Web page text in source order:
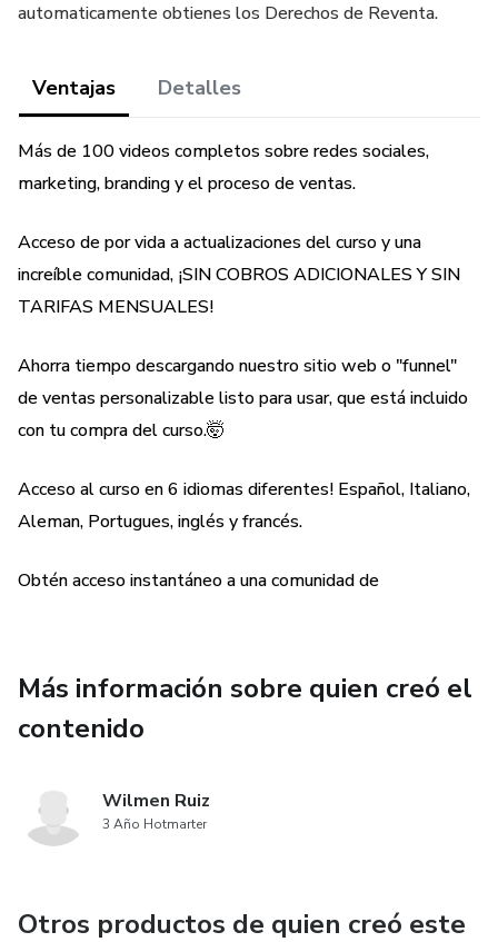
automaticamente obtienes los Derechos de Reventa.
Ventajas Detalles
Más de 100 videos completos sobre redes sociales,
marketing, branding y el proceso de ventas.
Acceso de por vida a actualizaciones del curso y una
increíble comunidad, ¡SIN COBROS ADICIONALES Y SIN
TARIFAS MENSUALES!
Ahorra tiempo descargando nuestro sitio web o "funnel"
de ventas personalizable listo para usar, que está incluido
con tu compra del curso.🤯
Acceso al curso en 6 idiomas diferentes! Español, Italiano,
Aleman, Portugues, inglés y francés.
Obtén acceso instantáneo a una comunidad de
Más información sobre quien creó el
contenido
Wilmen Ruiz
3 Año Hotmarter
Otros productos de quien creó este